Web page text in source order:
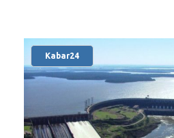
Kabar24